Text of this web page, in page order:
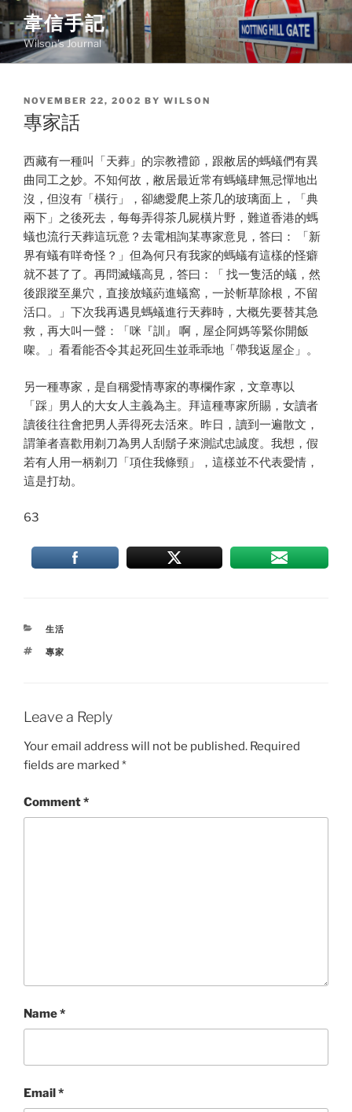
Skip
to
content
韋信手記
Wilson's Journal
POSTED
ON
NOVEMBER 22, 2002 BY WILSON
專家話
西藏有一種叫「天葬」的宗教禮節，跟敝居的螞蟻們有異
曲同工之妙。不知何故，敝居最近常有螞蟻肆無忌憚地出
沒，但沒有「橫行」，卻總愛爬上茶几的玻璃面上，「典
兩下」之後死去，每每弄得茶几屍橫片野，難道香港的螞
蟻也流行天葬這玩意？去電相詢某專家意見，答曰： 「新
界有蟻有咩奇怪？」但為何只有我家的螞蟻有這樣的怪癖
就不甚了了。再問滅蟻高見，答曰：「 找一隻活的蟻，然
後跟蹤至巢穴，直接放蟻葯進蟻窩，一於斬草除根，不留
活口。」下次我再遇見螞蟻進行天葬時，大概先要替其急
救，再大叫一聲：「咪『訓』 啊，屋企阿媽等緊你開飯
㗎。」看看能否令其起死回生並乖乖地「帶我返屋企」。
另一種專家，是自稱愛情專家的專欄作家，文章專以
「踩」男人的大女人主義為主。拜這種專家所賜，女讀者
讀後往往會把男人弄得死去活來。昨日，讀到一遍散文，
謂筆者喜歡用剃刀為男人刮鬍子來測試忠誠度。我想，假
若有人用一柄剃刀「項住我條頸」，這樣並不代表愛情，
這是打劫。
63
CATEGORIES
生活
TAGS
專家
Leave a Reply
Your email address will not be published. Required
fields are marked *
Comment*
Name*
Email*